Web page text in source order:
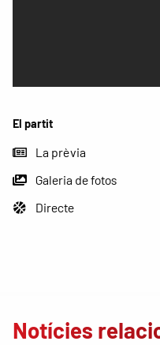
El partit
La prèvia
Galeria de fotos
Directe
Notícies